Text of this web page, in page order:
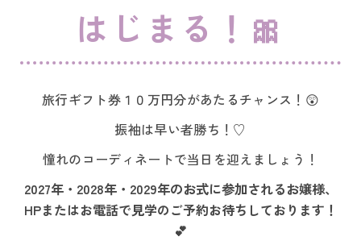
はじまる！🎀
旅行ギフト券１０万円分があたるチャンス！😲
振袖は早い者勝ち！♡
憧れのコーディネートで当日を迎えましょう！
2027年・2028年・2029年のお式に参加されるお嬢様、
HPまたはお電話で見学のご予約お待ちしております！
💕